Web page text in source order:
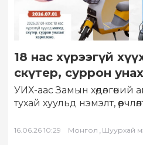
18 нас хүрээгүй
скүтер, суррон
УИХ-аас Замын
тухай хуульд нэмэлт,
хуулийн төсөл 2026…
16.06.26 10:29 Монгол , Шуурхай